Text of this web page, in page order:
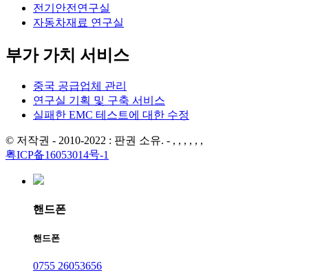
전기안전연구실
자동차재료 연구실
부가 가치 서비스
중국 공급업체 관리
연구실 기획 및 구축 서비스
실패한 EMC 테스트에 대한 수정
© 저작권 - 2010-2022 : 판권 소유. - , , , , , ,
粤ICP备16053014号-1
핸드폰
핸드폰
0755 26053656